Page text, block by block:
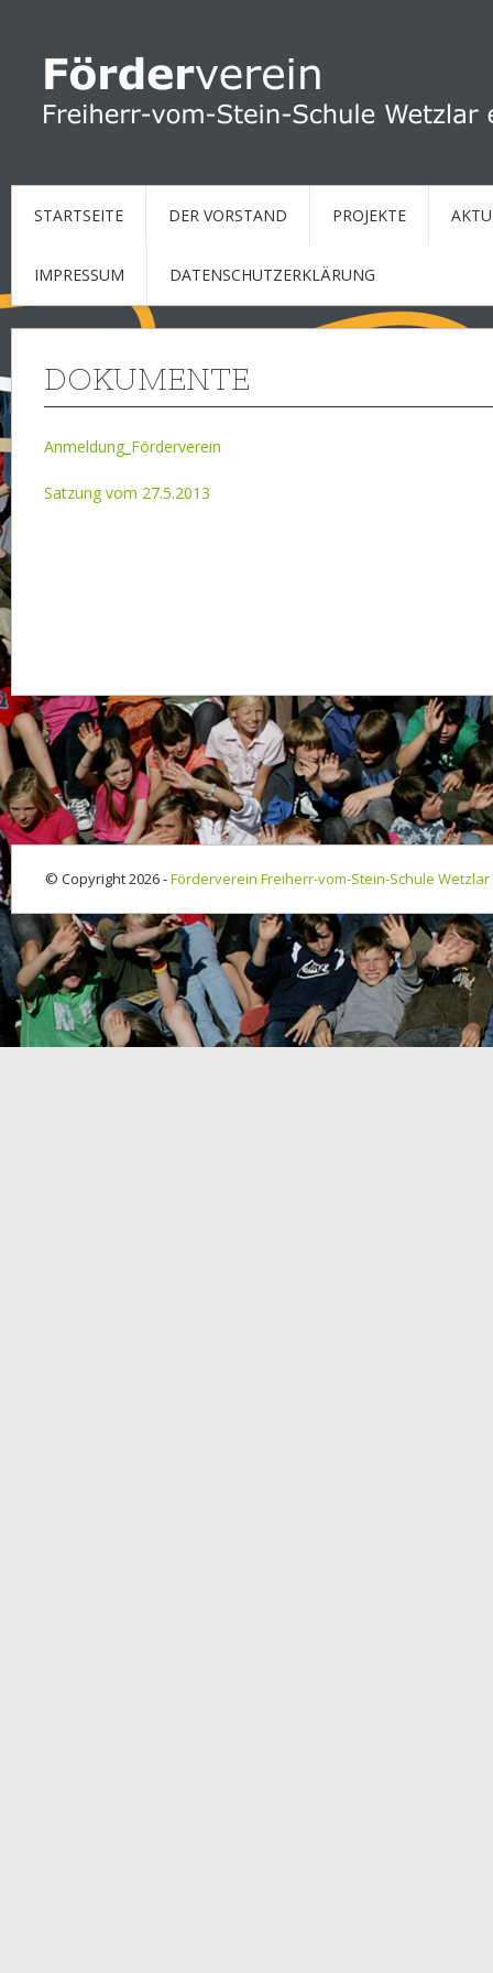
STARTSEITE DER VORSTAND PROJEKTE
IMPRESSUM DATENSCHUTZERKLÄRUNG
DOKUMENTE
Anmeldung_Förderverein
Satzung vom 27.5.2013
© Copyright 2026 -Förderverein Freiherr-vom-Stein-Schule Wetzlar